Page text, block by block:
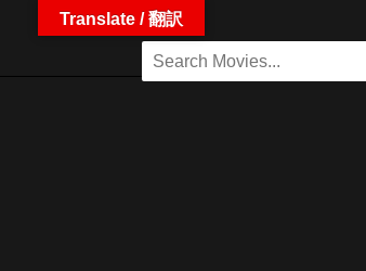
Translate / 翻訳